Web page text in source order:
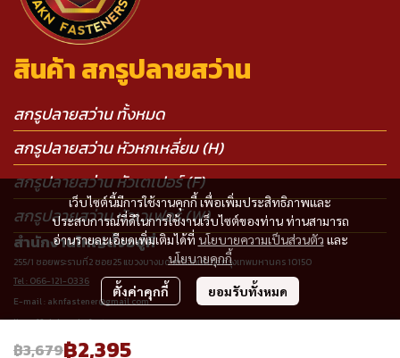
฿3,679฿2,395
เว็บไซต์นี้มีการใช้งานคุกกี้ เพื่อเพิ่มประสิทธิภาพและ
ประสบการณ์ที่ดีในการใช้งานเว็บไซต์ของท่าน ท่านสามารถ
อ่านรายละเอียดเพิ่มเติมได้ที่ นโยบายความเป็นส่วนตัว และ
นโยบายคุกกี้
ตั้งค่าคุกกี้ ยอมรับทั้งหมด
สินค้า สกรูปลายสว่าน
สกรูปลายสว่าน ทั้งหมด
สกรูปลายสว่าน หัวหกเหลี่ยม (H)
สกรูปลายสว่าน หัวเตเปอร์ (F)
สกรูปลายสว่าน หัวเวเฟอร์ (W)
สำนักงานใหญ่ตั้งอยู่ที่
255/1 ซอยพระรามที่2 ซอย25 แขวงบางมด เขตจอมทอง กรุงเทพมหานคร 10150
Tel : 066-121-0336
E-mail : aknfastener@gmail.com
line official : @aknfasteners